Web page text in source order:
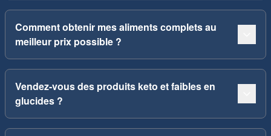
Comment obtenir mes aliments complets au
meilleur prix possible ?
Vendez-vous des produits keto et faibles en
glucides ?